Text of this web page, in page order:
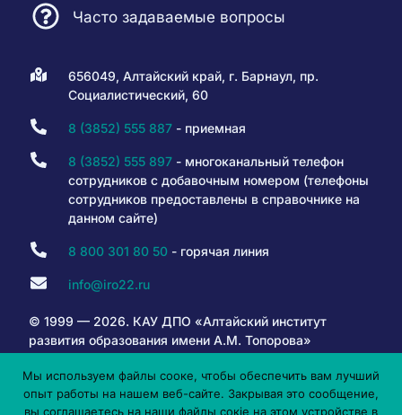
Часто задаваемые вопросы
656049, Алтайский край, г. Барнаул, пр.
Социалистический, 60
8 (3852) 555 887- приемная
8 (3852) 555 897- многоканальный телефон
сотрудников с добавочным номером (телефоны
сотрудников предоставлены в справочнике на
данном сайте)
8 800 301 80 50- горячая линия
info@iro22.ru
© 1999 — 2026. КАУ ДПО «Алтайский институт
развития образования имени А.М. Топорова»
6+
Мы используем файлы сооке, чтобы обеспечить вам лучший
опыт работы на нашем веб-сайте. Закрывая это сообщение,
вы соглашаетесь на наши файлы сокіе на этом устройстве в